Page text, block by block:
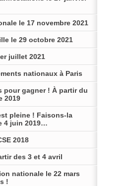
le 17 novembre 2021
le 29 octobre 2021
juillet 2021
nationaux à Paris
pour gagner ! À partir du
2019
pleine ! Faisons-la
4 juin 2019…
2018
des 3 et 4 avril
nationale le 22 mars
!